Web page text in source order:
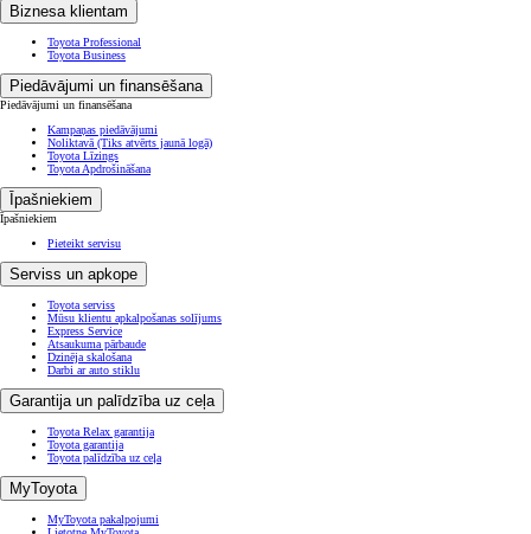
Biznesa klientam
Toyota Professional
Toyota Business
Piedāvājumi un finansēšana
Piedāvājumi un finansēšana
Kampaņas piedāvājumi
Noliktavā(Tiks atvērts jaunā logā)
Toyota Līzings
Toyota Apdrošināšana
Īpašniekiem
Īpašniekiem
Pieteikt servisu
Serviss un apkope
Toyota serviss
Mūsu klientu apkalpošanas solījums
Express Service
Atsaukuma pārbaude
Dzinēja skalošana
Darbi ar auto stiklu
Garantija un palīdzība uz ceļa
Toyota Relax garantija
Toyota garantija
Toyota palīdzība uz ceļa
MyToyota
MyToyota pakalpojumi